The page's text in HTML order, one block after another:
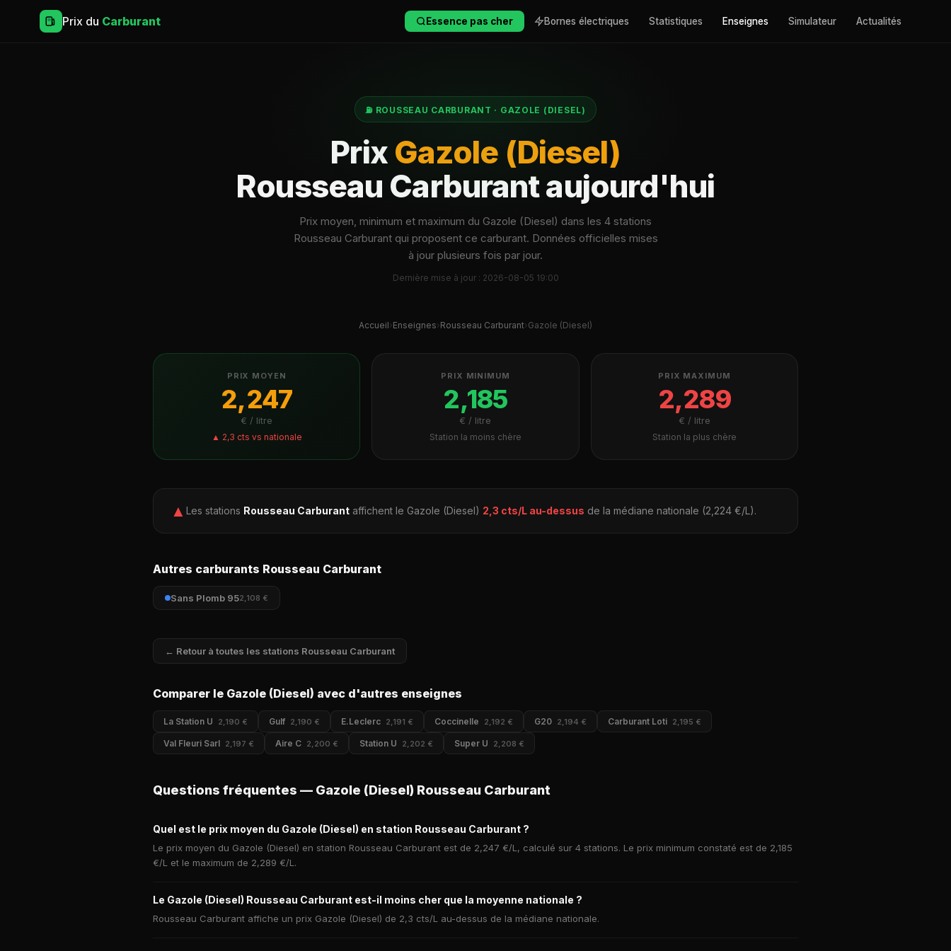
Prix du Carburant Essence pas cher Bornes électriques Statistiques Enseignes Simulateur Actualités
⛽ ROUSSEAU CARBURANT · GAZOLE (DIESEL)
Prix Gazole (Diesel)
Rousseau Carburant aujourd'hui
Prix moyen, minimum et maximum du Gazole (Diesel) dans les 4 stations
Rousseau Carburant qui proposent ce carburant. Données officielles mises
à jour plusieurs fois par jour.
Dernière mise à jour : 2026-08-05 19:00
Accueil› Enseignes› Rousseau Carburant› Gazole (Diesel)
PRIX MOYEN
2,247
€ / litre
▲ 2,3 cts vs nationale
PRIX MINIMUM
2,185
€ / litre
Station la moins chère
PRIX MAXIMUM
2,289
€ / litre
Station la plus chère
▲ Les stations Rousseau Carburant affichent le Gazole (Diesel) 2,3 cts/L au-dessus de la médiane nationale (2,224 €/L).
Autres carburants Rousseau Carburant
Sans Plomb 952,108 €
← Retour à toutes les stations Rousseau Carburant
Comparer le Gazole (Diesel) avec d'autres enseignes
La Station U 2,190 € Gulf 2,190 € E.Leclerc 2,191 € Coccinelle 2,192 € G20 2,194 € Carburant Loti 2,195 €
Val Fleuri Sarl 2,197 € Aire C 2,200 € Station U 2,202 € Super U 2,208 €
Questions fréquentes — Gazole (Diesel) Rousseau Carburant
Quel est le prix moyen du Gazole (Diesel) en station Rousseau Carburant ?
Le prix moyen du Gazole (Diesel) en station Rousseau Carburant est de 2,247 €/L, calculé sur 4 stations. Le prix minimum constaté est de 2,185
€/L et le maximum de 2,289 €/L.
Le Gazole (Diesel) Rousseau Carburant est-il moins cher que la moyenne nationale ?
Rousseau Carburant affiche un prix Gazole (Diesel) de 2,3 cts/L au-dessus de la médiane nationale.